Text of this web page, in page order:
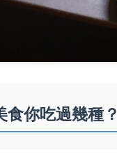
你吃過幾種？